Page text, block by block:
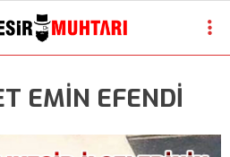
EMİN EFENDİ